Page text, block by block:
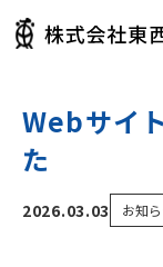
Webサイ
た
2026.03.03 お知